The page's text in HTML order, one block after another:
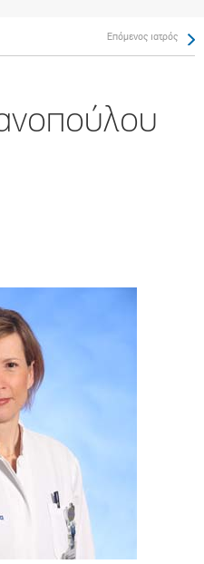
Επόμενος ιατρός